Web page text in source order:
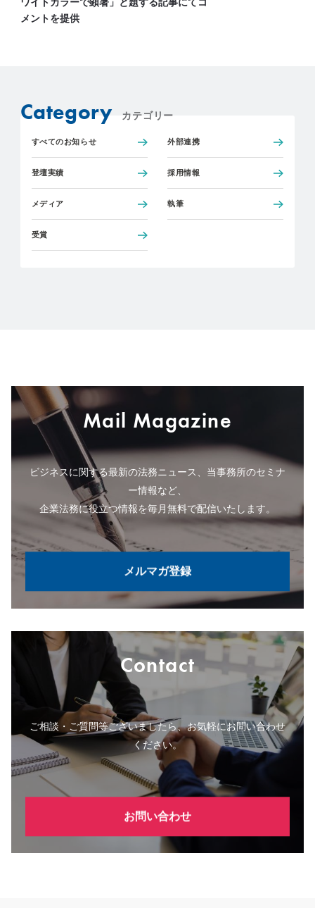
メントを提供
Category カテゴリー
すべてのお知らせ 外部連携
登壇実績 採用情報
メディア 執筆
受賞
Mail Magazine
ビジネスに関する最新の法務ニュース、当事務所のセミナ
ー情報など、
企業法務に役立つ情報を毎月無料で配信いたします。
メルマガ登録
Contact
ご相談・ご質問等ございましたら、お気軽にお問い合わせ
ください。
お問い合わせ